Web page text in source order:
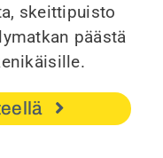
skeittipuisto
päästä